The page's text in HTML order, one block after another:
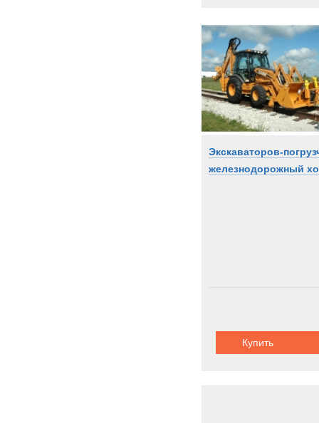
Экскаваторов-
железнодорожный
Купить